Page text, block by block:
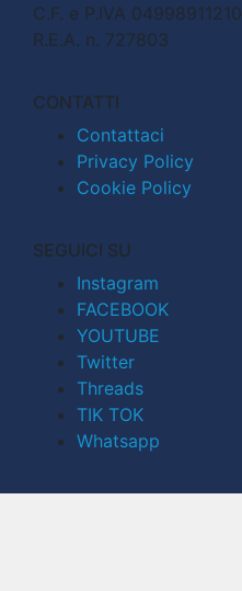
C.F. e P.IVA 04998911210
R.E.A. n. 727803
CONTATTI
Contattaci
Privacy Policy
Cookie Policy
SEGUICI SU
Instagram
FACEBOOK
YOUTUBE
Twitter
Threads
TIK TOK
Whatsapp